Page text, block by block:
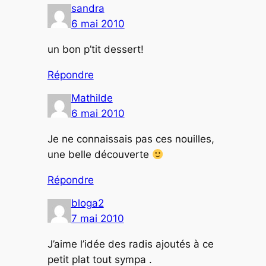
sandra
6 mai 2010
un bon p’tit dessert!
Répondre
Mathilde
6 mai 2010
Je ne connaissais pas ces nouilles,
une belle découverte
Répondre
bloga2
7 mai 2010
J’aime l’idée des radis ajoutés à ce
petit plat tout sympa .